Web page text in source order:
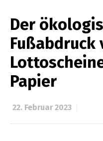
Der
Fußabdruck
Papier
22. Februar 2023